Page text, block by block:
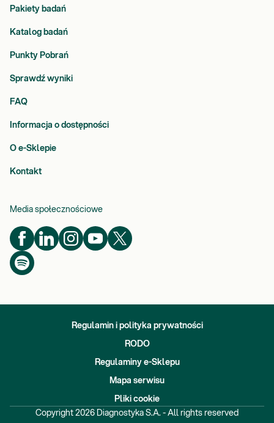
Pakiety badań
Katalog badań
Punkty Pobrań
Sprawdź wyniki
FAQ
Informacja o dostępności
O e-Sklepie
Kontakt
Media społecznościowe
Regulamin i polityka prywatności
RODO
Regulaminy e-Sklepu
Mapa serwisu
Pliki cookie
Copyright 2026 Diagnostyka S.A. - All rights reserved